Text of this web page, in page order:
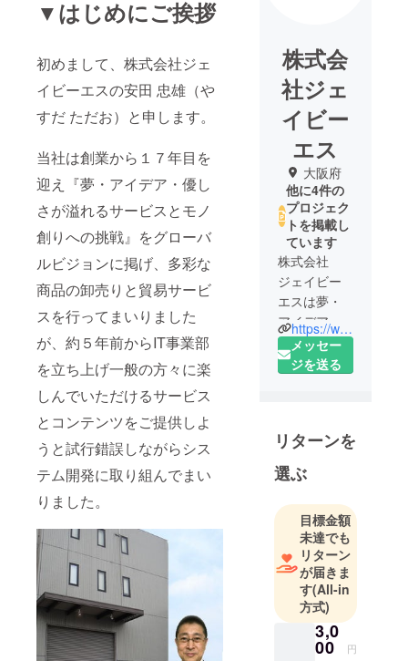
▼はじめにご挨拶
初めまして、株式会社ジェ
イビーエスの安田 忠雄（や
すだ ただお）と申します。
当社は創業から１７年目を
迎え『夢・アイデア・優し
さが溢れるサービスとモノ
創りへの挑戦』をグローバ
ルビジョンに掲げ、多彩な
商品の卸売りと貿易サービ
スを行ってまいりました
が、約５年前からIT事業部
を立ち上げ一般の方々に楽
しんでいただけるサービス
とコンテンツをご提供しよ
うと試行錯誤しながらシス
テム開発に取り組んでまい
りました。
株式会
社ジェ
イビー
エス
大阪府
他に4件の
プロジェク
トを掲載し
ています
株式会社
ジェイビー
エスは夢・
アイデア・
優しさが溢
れるモノ創
https://www.jbsinc.co.jp/
メッセー
ジを送る
リターンを
選ぶ
目標金額
未達でも
リターン
が届きま
す(All-in
方式)
3,0
00 円